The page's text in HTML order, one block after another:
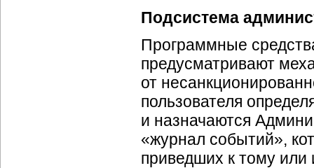
Подсистема
Программные
предусматривают
от
пользователя
и назначаются
«журнал событий»,
приведших к тому